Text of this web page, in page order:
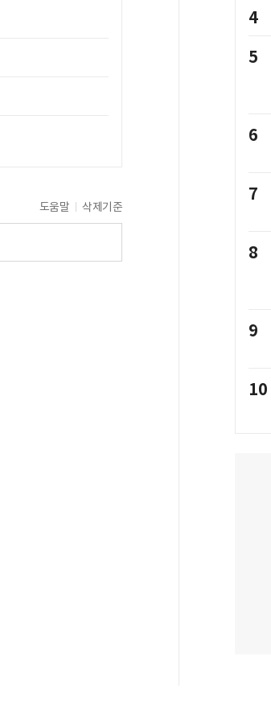
도움말 삭제기준
4
5
6
7
8
9
10